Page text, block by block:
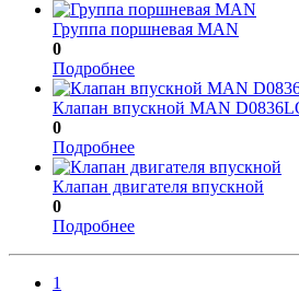
Группа поршневая MAN
0
Подробнее
Клапан впускной MAN
0
Подробнее
Клапан двигателя впускной
0
Подробнее
1